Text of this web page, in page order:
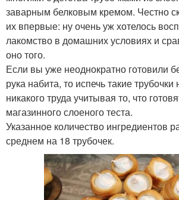
заварным белковым кремом. Честно
их впервые: ну очень уж хотелось
лакомство в домашних условиях и
оно того.
Если вы уже неоднократно готовили
рука набита, то испечь такие трубочки
никакого труда учитывая то, что
магазинного слоеного теста.
Указанное количество ингредиентов
среднем на 18 трубочек.